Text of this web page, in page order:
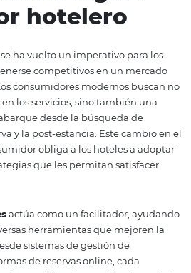
crucial para mejorar la
cómo los hoteles han logrado
efectiva con el apoyo de
de la
hotelero
se ha vuelto un imperativo
competitivos en un
Los consumidores modernos